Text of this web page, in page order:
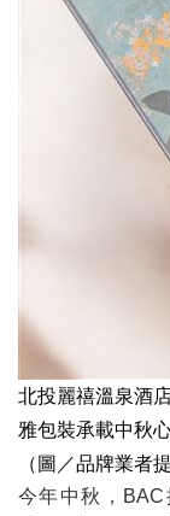
北投麗禧溫泉酒
雅包裝承載中秋
（圖／品牌業者
今年中秋，BAC